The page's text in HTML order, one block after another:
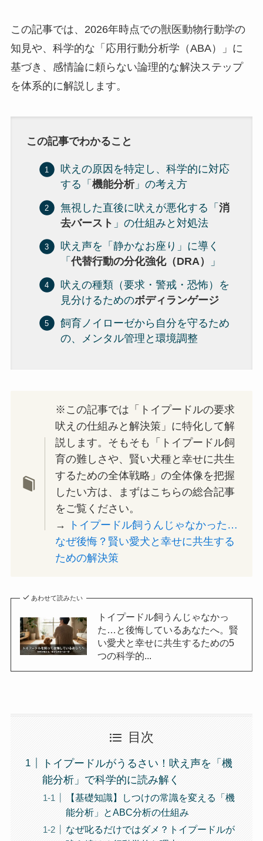
この記事では、2026年時点での獣医動物行動学の
知見や、科学的な「応用行動分析学（ABA）」に
基づき、感情論に頼らない論理的な解決ステップ
を体系的に解説します。
この記事でわかること
吠えの原因を特定し、科学的に対応
する「 機能分析」の考え方
無視した直後に吠えが悪化する「 消
去バースト 」の仕組みと対処法
吠え声を「静かなお座り」に導く
「 代替行動の分化強化（DRA）
」
吠えの種類（要求・警戒・恐怖）を
見分けるためのボディランゲージ
飼育ノイローゼから自分を守るため
の、メンタル管理と環境調整
※この記事では「トイプードルの要求
吠えの仕組みと解決策」に特化して解
説します。そもそも「トイプードル飼
育の難しさや、賢い犬種と幸せに共生
するための全体戦略」の全体像を把握
したい方は、まずはこちらの総合記事
をご覧ください。
→
トイプードル飼うんじゃなかった…
なぜ後悔？賢い愛犬と幸せに共生する
ための解決策
あわせて読みたい
トイプードル飼うんじゃなかっ
た…と後悔しているあなたへ。賢
い愛犬と幸せに共生するための5
つの科学的...
目次
トイプードルがうるさい！吠え声を「機
能分析」で科学的に読み解く
【基礎知識】しつけの常識を変える「機
能分析」とABC分析の仕組み
なぜ叱るだけではダメ？トイプードルが